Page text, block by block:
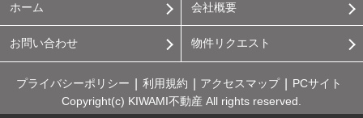
ホーム 会社概要
お問い合わせ 物件リクエスト
プライバシーポリシー 利用規約 アクセスマップ
PCサイト
Copyright(c) KIWAMI不動産 All rights reserved.